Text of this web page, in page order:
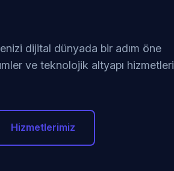
dijital dünyada bir adım öne
ve teknolojik altyapı hizmetleri
Hizmetlerimiz